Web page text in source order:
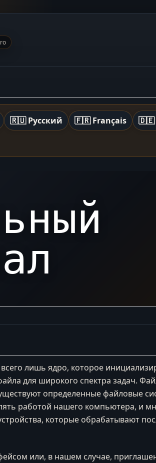
🇷🇺 Русский 🇫🇷 Français 🇩🇪
лишь ядро, которое
для широкого спектра задач.
определенные файловые
работой нашего компьютера, и
которые обрабатывают
или, в нашем случае,